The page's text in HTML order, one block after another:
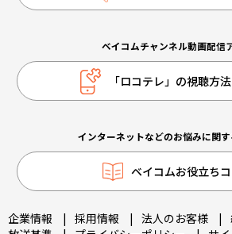
ベイコムチャンネル動画配信
「ロコテレ」の視聴方
インターネットなどのお悩みに関
ベイコムお役立ち
企業情報 | 採用情報 | 法人のお客様 |